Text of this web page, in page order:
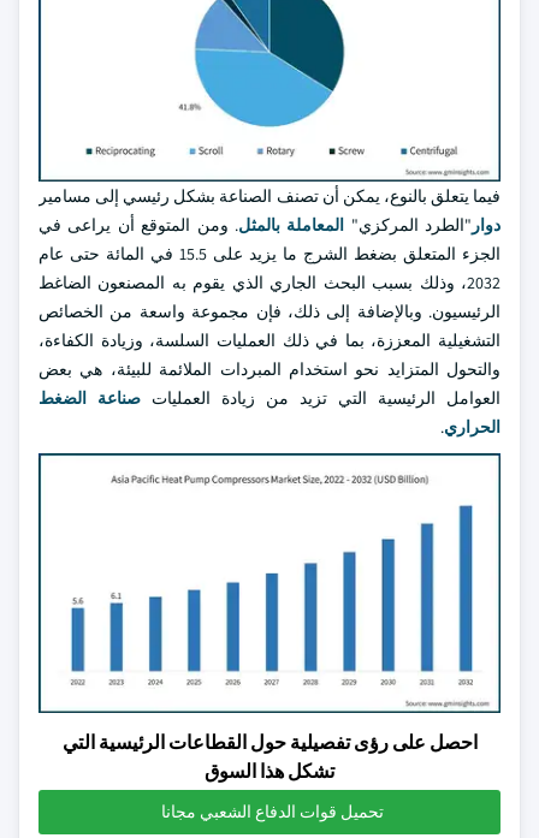
فيما يتعلق بالنوع، يمكن أن تصنف الصناعة بشكل رئيسي إلى مسامير
دوار "الطرد المركزي" المعاملة بالمثل. ومن المتوقع أن يراعى في
الجزء المتعلق بضغط الشرج ما يزيد على 15.5 في المائة حتى عام
2032، وذلك بسبب البحث الجاري الذي يقوم به المصنعون الضاغط
الرئيسيون. وبالإضافة إلى ذلك، فإن مجموعة واسعة من الخصائص
التشغيلية المعززة، بما في ذلك العمليات السلسة، وزيادة الكفاءة،
والتحول المتزايد نحو استخدام المبردات الملائمة للبيئة، هي بعض
العوامل الرئيسية التي تزيد من زيادة العمليات صناعة الضغط
الحراري.
احصل على رؤى تفصيلية حول القطاعات الرئيسية التي
تشكل هذا السوق
تحميل قوات الدفاع الشعبي مجانا